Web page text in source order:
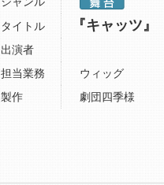
タイトル
『キャッツ』
出演者
担当業務
ウィッグ
製作
劇団四季様